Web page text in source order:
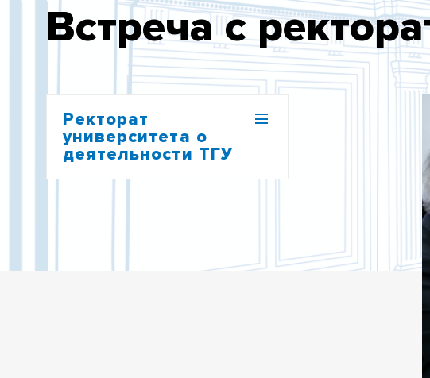
Встреча с
Ректорат
университета о
деятельности ТГУ